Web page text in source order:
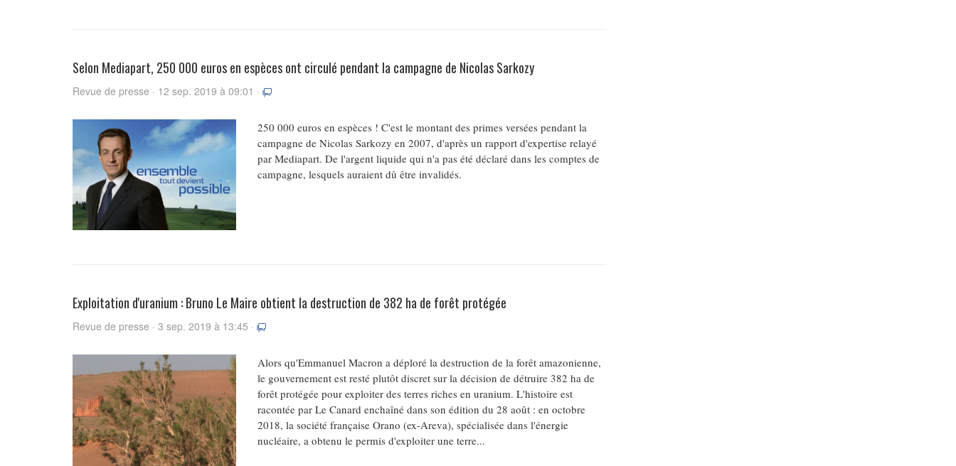
Selon Mediapart, 250 000 euros en espèces ont circulé pendant la campagne de Nicolas Sarkozy
Revue de presse · 12 sep. 2019 à 09:01 ·
250 000 euros en espèces ! C'est le montant des primes versées pendant la
campagne de Nicolas Sarkozy en 2007, d'après un rapport d'expertise relayé
par Mediapart. De l'argent liquide qui n'a pas été déclaré dans les comptes de
campagne, lesquels auraient dû être invalidés.
Exploitation d'uranium : Bruno Le Maire obtient la destruction de 382 ha de forêt protégée
Revue de presse · 3 sep. 2019 à 13:45 ·
Alors qu'Emmanuel Macron a déploré la destruction de la forêt amazonienne,
le gouvernement est resté plutôt discret sur la décision de détruire 382 ha de
forêt protégée pour exploiter des terres riches en uranium. L'histoire est
racontée par Le Canard enchaîné dans son édition du 28 août : en octobre
2018, la société française Orano (ex-Areva), spécialisée dans l'énergie
nucléaire, a obtenu le permis d'exploiter une terre...